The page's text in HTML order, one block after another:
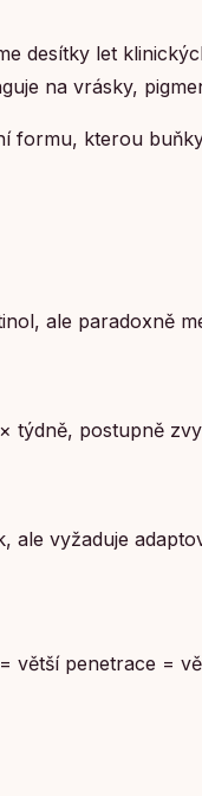
desítky let
na vrásky,
kterou
ale paradoxně
postupně
ale vyžaduje
větší penetrace =